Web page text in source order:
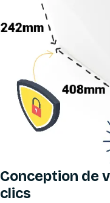
Conception de
clics